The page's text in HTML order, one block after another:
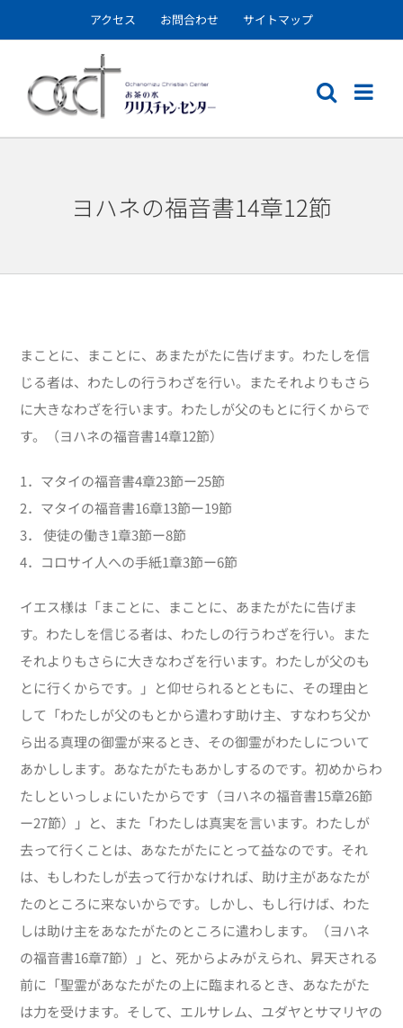
to
アクセス お問合わせ サイトマップ
ヨハネの福音書14章12節
まことに、まことに、あまたがたに告げます。わたしを信
じる者は、わたしの行うわざを行い。またそれよりもさら
に大きなわざを行います。わたしが父のもとに行くからで
す。（ヨハネの福音書14章12節）
1．マタイの福音書4章23節ー25節
2．マタイの福音書16章13節ー19節
3． 使徒の働き1章3節ー8節
4．コロサイ人への手紙1章3節ー6節
イエス様は「まことに、まことに、あまたがたに告げま
す。わたしを信じる者は、わたしの行うわざを行い。また
それよりもさらに大きなわざを行います。わたしが父のも
とに行くからです。」と仰せられるとともに、その理由と
して「わたしが父のもとから遣わす助け主、すなわち父か
ら出る真理の御霊が来るとき、その御霊がわたしについて
あかしします。あなたがたもあかしするのです。初めからわ
たしといっしょにいたからです（ヨハネの福音書15章26節
ー27節）」と、また「わたしは真実を言います。わたしが
去って行くことは、あなたがたにとって益なのです。それ
は、もしわたしが去って行かなければ、助け主があなたが
たのところに来ないからです。しかし、もし行けば、わた
しは助け主をあなたがたのところに遣わします。（ヨハネ
の福音書16章7節）」と、死からよみがえられ、昇天される
前に「聖霊があなたがたの上に臨まれるとき、あなたがた
は力を受けます。そして、エルサレム、ユダヤとサマリヤの